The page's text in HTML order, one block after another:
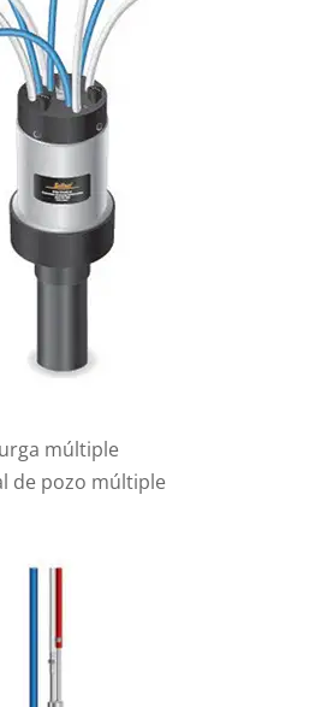
múltiple
de pozo múltiple